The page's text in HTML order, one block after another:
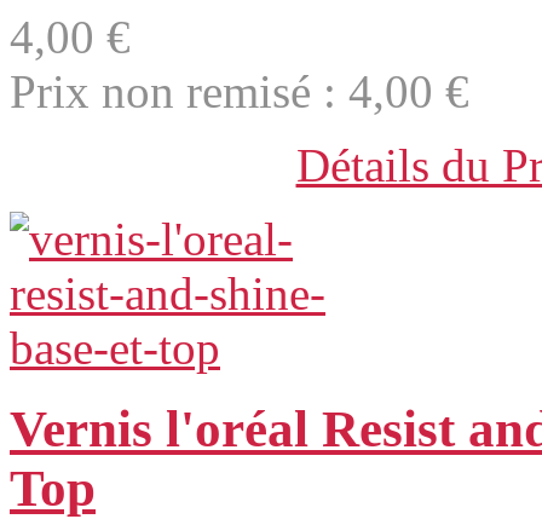
4,00 €
Prix non remisé : 4,00 €
Détails du
Vernis l'oréal Resist
Top